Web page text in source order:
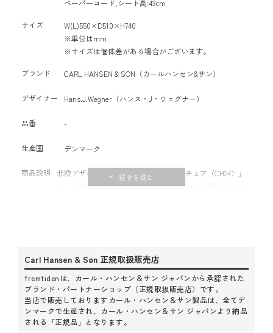
ペーパーコード,シート高:43cm
サイズ
W(L)550×D510×H740
※単位はmm
※サイズは個体差がある場合がございます。
ブランド CARL HANSEN & SON（カールハンセン&サン）
デザイナー Hans.J.Wegner（ハンス・J・ウェグナー）
品番 -
生産国 デンマーク
商品説明
北欧デザインを象徴する名作チェア「Yチェア（CH24）」
は、1950年にデンマークの巨匠ハンス J. ウェグナーによっ
座面は職人の手作業で丁寧に編み込まれたペーパーコー
ド。丈夫で長く使えるうえ、経年変化も楽しめます。
fremtidenでは、Yチェアを常設展示しており、実際に座り
心地を確かめてからお選びいただけます。また、店内併設
のアトリエには専任クラフツマンが常駐しており、ご購入
後のメンテナンスや張り替えのご相談も可能。北欧家具を
Carl Hansen & Søn 正規取扱販売店
fremtidenは、カール・ハンセン＆サン ジャパンから承認された
ブランド・パートナーショップ（正規取扱販売店）です。
当店で販売しておりますカール・ハンセン＆サン製品は、全てデ
ンマークで生産され、カール・ハンセン＆サン ジャパンより納品
される「正規品」となります。